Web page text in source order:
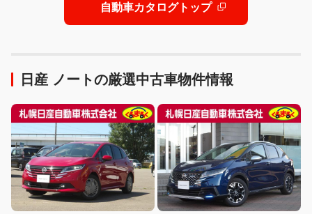
自動車カタログトップ
日産 ノートの厳選中古車物件情報